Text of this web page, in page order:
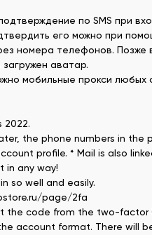
по SMS при
его можно при
номера телефонов.
аватар.
мобильные прокси
2022.
the phone numbers in the
profile. * Mail is also
any way!
so well and easily.
page/2fa
the code from the two-factor
account format. There will